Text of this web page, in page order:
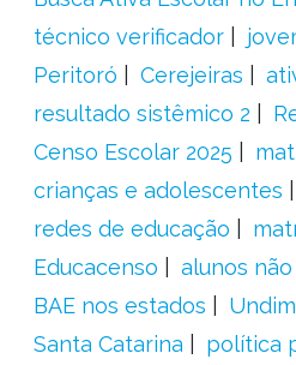
técnico verificador
Peritoró
Cerejeiras
resultado sistêmico 2
Censo Escolar 2025
crianças e adolescentes
redes de educação
Educacenso
alunos
BAE nos estados
Santa Catarina
política